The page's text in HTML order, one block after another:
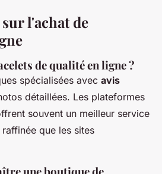
l'achat de
de qualité en ligne ?
spécialisées avec avis
détaillées. Les plateformes
souvent un meilleur service
que les sites